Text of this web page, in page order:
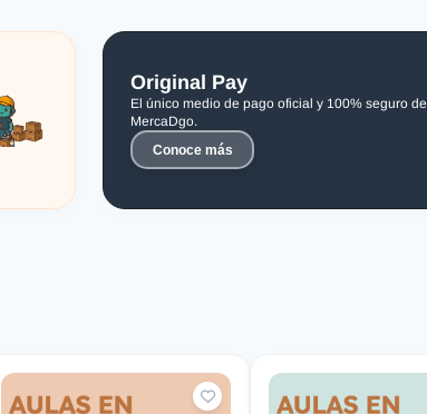
Original Pay
El único medio de pago oficial y 100% seguro de
MercaDgo.
Conoce más